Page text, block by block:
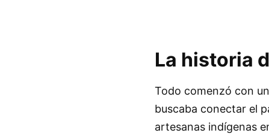
La historia
Todo comenzó con
buscaba conectar el
artesanas indígenas